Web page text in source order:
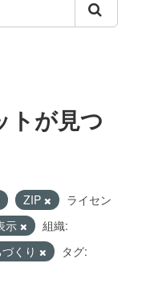
トが見つ
ZIP
ライセン
示
組織:
くり
タグ: